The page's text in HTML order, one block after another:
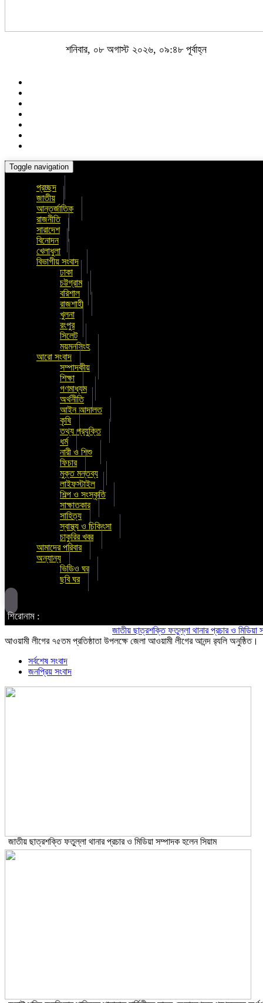
শনিবার, ০৮ অগাস্ট ২০২৬, ০৯:৪৮ পূর্বাহ্ন
Toggle navigation
প্রচ্ছদ
জাতীয়
আন্তর্জাতিক
রাজনীতি
সারাদেশ
বিনোদন
খেলাধুলা
বিভাগীয় সংবাদ
ঢাকা
চট্টগ্রাম
বরিশাল
রাজশাহী
খুলনা
রংপুর
সিলেট
ময়মনসিংহ
আরো সংবাদ
সম্পাদকীয়
শিক্ষা
গণমাধ্যম
অর্থনীতি
আইন আদালত
কৃষি
তথ্য প্রযুক্তি
ধর্ম
নারী ও শিশু
ফিচার
মুক্ত মন্তব্য
লাইফস্টাইল
শিল্প ও সংস্কৃতি
সাক্ষাতকার
সাহিত্য
স্বাস্থ্য ও চিকিৎসা
চাকুরির খবর
আমাদের পরিবার
অন্যান্য
ভিডিও ঘর
ছবি ঘর
শিরোনাম :
জাতীয় ছাত্রশক্তি ফতুল্লা থানার প্রচার ও মিডিয়া সম্পাদক
আওয়ামী লীগের ৭৫তম প্রতিষ্ঠাতা উপলক্ষে জেলা আওয়ামী লীগের আনন্দ র‍্যলি অনুষ্ঠিত।
সর্বশেষ সংবাদ
জনপ্রিয় সংবাদ
জাতীয় ছাত্রশক্তি ফতুল্লা থানার প্রচার ও মিডিয়া সম্পাদক হলেন সিয়াম